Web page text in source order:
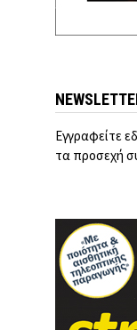
Εγγραφείτε
τα προσεχή